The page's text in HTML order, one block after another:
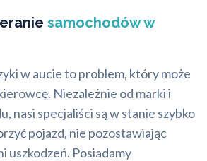
samochodów w
w aucie to problem, który może
Niezależnie od marki i
nasi specjaliści są w stanie szybko
pojazd, nie pozostawiając
uszkodzeń. Posiadamy